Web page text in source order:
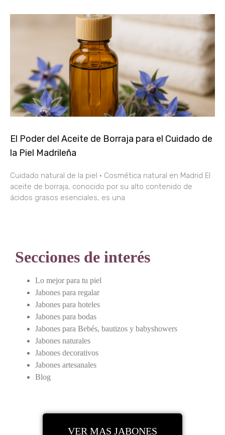
El Poder del Aceite de Borraja para el Cuidado de
la Piel Madrileña
Cuidado natural de la piel · Cosmética natural en Madrid El
aceite de borraja, conocido por su alto contenido de
ácidos grasos esenciales, es una
Secciones de interés
Lo mejor para tu piel
Jabones para regalar
Jabones para hoteles
Jabones para bodas
Jabones para Bebés, bautizos y babyshowers
Jabones naturales
Jabones decorativos
Jabones artesanales
Blog
VER MAS JABONES